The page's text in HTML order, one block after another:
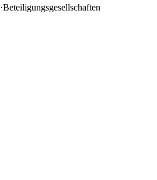
·Beteiligungsgesellschaften